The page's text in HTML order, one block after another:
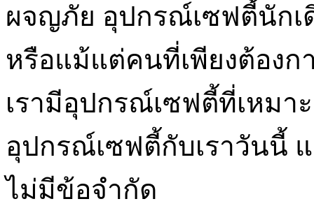
ผจญภัย อุปกรณ์เซฟตี้นักเ
หรือแม้แต่คนที่เพียงต้องก
เรามีอุปกรณ์เซฟตี้ที่เหม
อุปกรณ์เซฟตี้กับเราวันนี้
ไม่มีข้อจำกัด